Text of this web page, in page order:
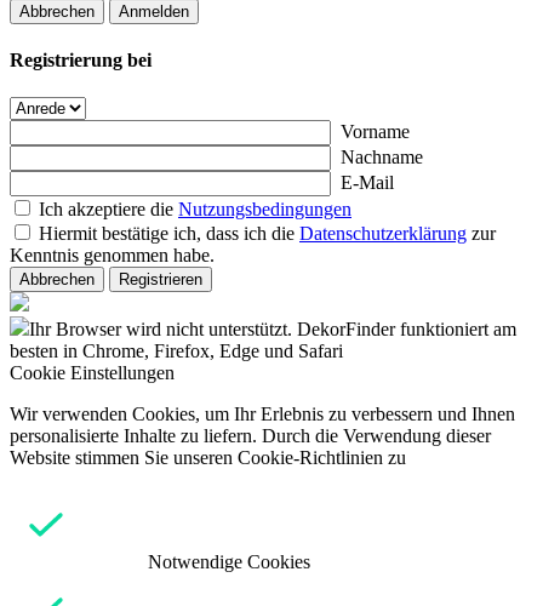
Abbrechen Anmelden
Registrierung bei
Vorname
Nachname
E-Mail
Ich akzeptiere die Nutzungsbedingungen
Hiermit bestätige ich, dass ich die Datenschutzerklärung zur
Kenntnis genommen habe.
Abbrechen Registrieren
Ihr Browser wird nicht unterstützt. DekorFinder funktioniert am
besten in Chrome, Firefox, Edge und Safari
Cookie Einstellungen
Wir verwenden Cookies, um Ihr Erlebnis zu verbessern und Ihnen
personalisierte Inhalte zu liefern. Durch die Verwendung dieser
Website stimmen Sie unseren Cookie-Richtlinien zu
Notwendige Cookies